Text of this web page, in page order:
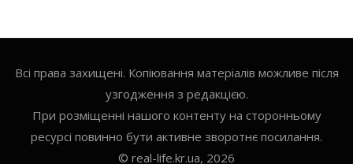
Всі права захищені. Копіювання матеріалів можливе після
узгодження з редакцією.
При розміщенні нашого контенту на сторонньому
ресурсі повинно бути активне зворотнє посилання.
© real-life.kr.ua, 2026